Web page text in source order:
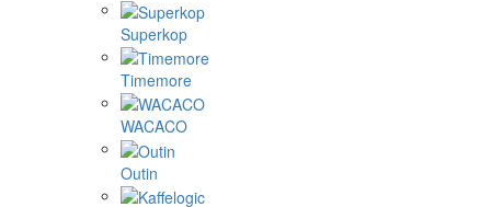
Superkop
Timemore
WACACO
Outin